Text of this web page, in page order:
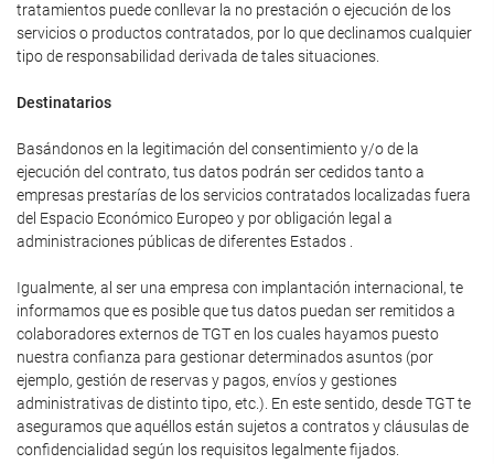
tratamientos puede conllevar la no prestación o ejecución de los
servicios o productos contratados, por lo que declinamos cualquier
tipo de responsabilidad derivada de tales situaciones.
Destinatarios
Basándonos en la legitimación del consentimiento y/o de la
ejecución del contrato, tus datos podrán ser cedidos tanto a
empresas prestarías de los servicios contratados localizadas fuera
del Espacio Económico Europeo y por obligación legal a
administraciones públicas de diferentes Estados .
Igualmente, al ser una empresa con implantación internacional, te
informamos que es posible que tus datos puedan ser remitidos a
colaboradores externos de TGT en los cuales hayamos puesto
nuestra confianza para gestionar determinados asuntos (por
ejemplo, gestión de reservas y pagos, envíos y gestiones
administrativas de distinto tipo, etc.). En este sentido, desde TGT te
aseguramos que aquéllos están sujetos a contratos y cláusulas de
confidencialidad según los requisitos legalmente fijados.